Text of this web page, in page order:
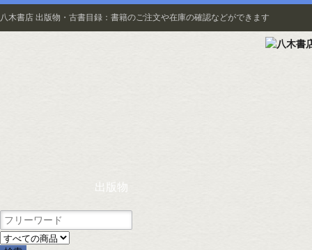
八木書店 出版物・古書目録：書籍のご注文や在庫の確認などができます
出版物